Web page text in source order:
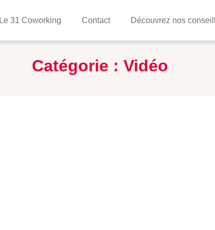
Le 31 Coworking Contact Découvrez nos
Catégorie : Vidéo